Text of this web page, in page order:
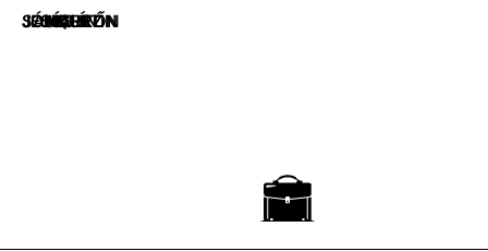
JOAQUÍN JESÚS SÁNCHEZ
UN MALETÍN MARRÓN